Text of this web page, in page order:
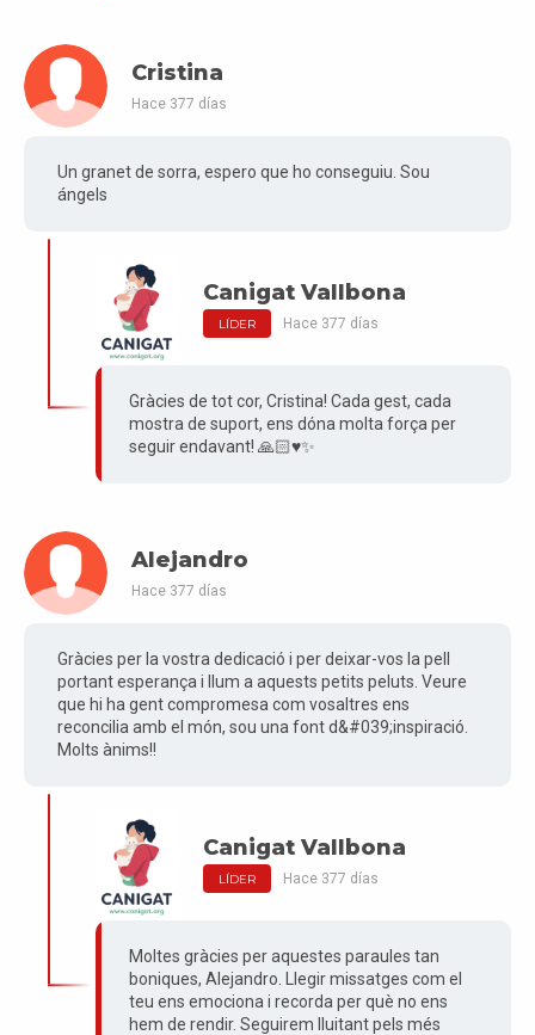
Cristina
Hace 377 días
Un granet de sorra, espero que ho conseguiu. Sou
ángels
Canigat Vallbona
LÍDER Hace 377 días
Gràcies de tot cor, Cristina! Cada gest, cada
mostra de suport, ens dóna molta força per
seguir endavant! 🙏🏻♥️✨
Alejandro
Hace 377 días
Gràcies per la vostra dedicació i per deixar-vos la pell
portant esperança i llum a aquests petits peluts. Veure
que hi ha gent compromesa com vosaltres ens
reconcilia amb el món, sou una font d&#039;inspiració.
Molts ànims!!
Canigat Vallbona
LÍDER Hace 377 días
Moltes gràcies per aquestes paraules tan
boniques, Alejandro. Llegir missatges com el
teu ens emociona i recorda per què no ens
hem de rendir. Seguirem lluitant pels més